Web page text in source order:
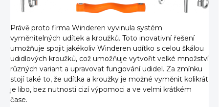
Právě proto firma Winderen vyvinula systém
vyměnitelných udítek a kroužků. Toto inovativní řešení
umožňuje spojit jakékoliv Winderen udítko s celou škálou
udidlových kroužků, což umožňuje vytvořit velké množství
různých variant a upravovat fungování udidel. Za zmínku
stojí také to, že udítka a kroužky je možné vyměnit kolikrát
je libo, bez nutnosti cizí výpomoci a ve velmi krátkém
čase.